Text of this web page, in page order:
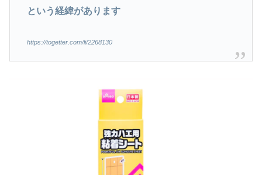
という経緯があります
https://togetter.com/li/2268130